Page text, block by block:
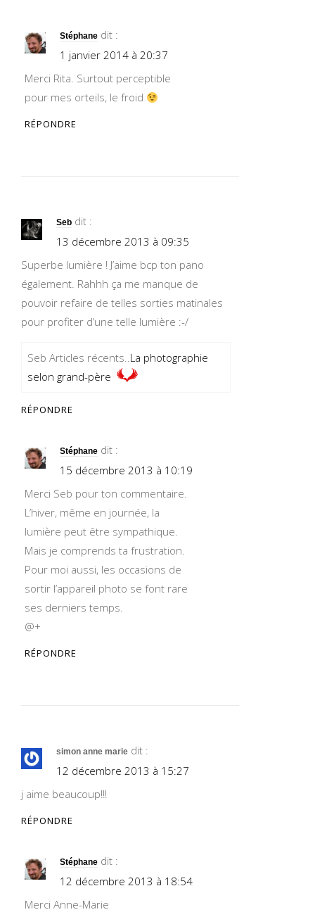
Stéphane dit :
1 janvier 2014 à 20:37
Merci Rita. Surtout perceptible
pour mes orteils, le froid
RÉPONDRE
Seb dit :
13 décembre 2013 à 09:35
Superbe lumière ! J’aime bcp ton pano
également. Rahhh ça me manque de
pouvoir refaire de telles sorties matinales
pour profiter d’une telle lumière :-/
Seb Articles récents..La photographie
selon grand-père
RÉPONDRE
Stéphane dit :
15 décembre 2013 à 10:19
Merci Seb pour ton commentaire.
L’hiver, même en journée, la
lumière peut être sympathique.
Mais je comprends ta frustration.
Pour moi aussi, les occasions de
sortir l’appareil photo se font rare
ses derniers temps.
@+
RÉPONDRE
simon anne marie dit :
12 décembre 2013 à 15:27
j aime beaucoup!!!
RÉPONDRE
Stéphane dit :
12 décembre 2013 à 18:54
Merci Anne-Marie